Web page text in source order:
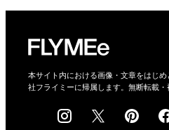
会社概要
採用情報
本サイト内における画像・文章をはじ
社フライミーに帰属します。無断転載・